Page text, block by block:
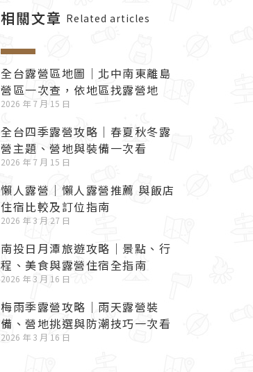
相關文章 Related articles
全台露營區地圖｜北中南東離島
營區一次查，依地區找露營地
2026 年 7 月 15 日
全台四季露營攻略｜春夏秋冬露
營主題、營地與裝備一次看
2026 年 7 月 15 日
懶人露營｜懶人露營推薦 與飯店
住宿比較及訂位指南
2026 年 3 月 27 日
南投日月潭旅遊攻略｜景點、行
程、美食與露營住宿全指南
2026 年 3 月 16 日
梅雨季露營攻略｜雨天露營裝
備、營地挑選與防潮技巧一次看
2026 年 3 月 16 日